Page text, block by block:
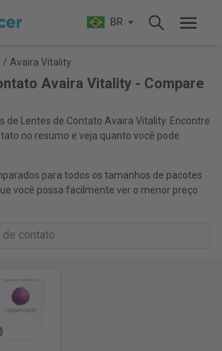
BR
/ Avaira Vitality
Avaira Vitality - Compare
de Lentes de Contato Avaira Vitality. Encontre
no resumo e veja quanto você pode
para todos os tamanhos de pacotes
você possa facilmente ver o menor preço